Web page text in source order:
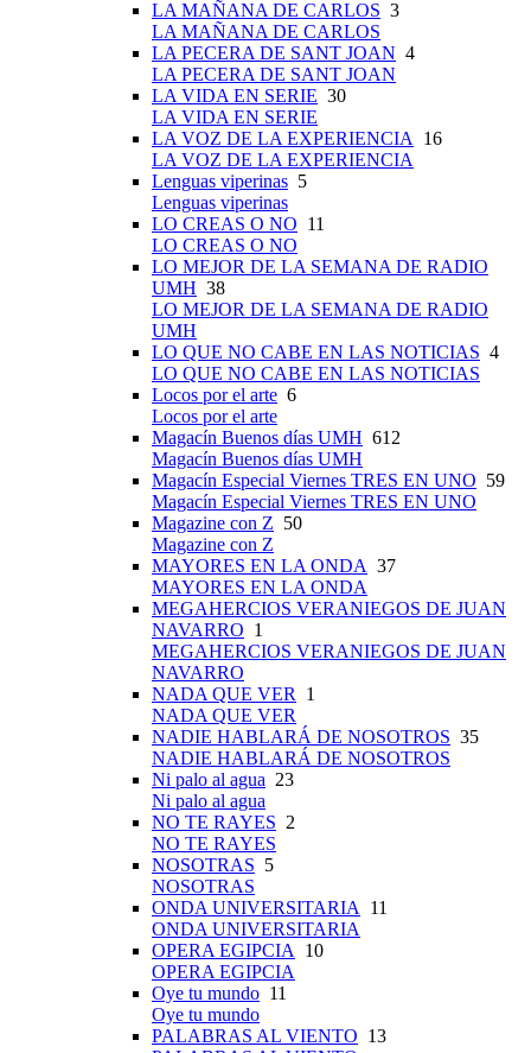
LA MAÑANA DE CARLOS 3
LA MAÑANA DE CARLOS
LA PECERA DE SANT JOAN 4
LA PECERA DE SANT JOAN
LA VIDA EN SERIE 30
LA VIDA EN SERIE
LA VOZ DE LA EXPERIENCIA
16
LA VOZ DE LA EXPERIENCIA
Lenguas viperinas 5
Lenguas viperinas
LO CREAS O NO 11
LO CREAS O NO
LO MEJOR DE LA SEMANA DE RADIO
UMH 38
LO MEJOR DE LA SEMANA DE RADIO
UMH
LO QUE NO CABE EN LAS NOTICIAS 4
LO QUE NO CABE EN LAS NOTICIAS
Locos por el arte 6
Locos por el arte
Magacín Buenos días UMH 612
Magacín Buenos días UMH
Magacín Especial Viernes TRES EN UNO 59
Magacín Especial Viernes TRES EN UNO
Magazine con Z 50
Magazine con Z
MAYORES EN LA ONDA 37
MAYORES EN LA ONDA
MEGAHERCIOS VERANIEGOS DE JUAN
NAVARRO 1
MEGAHERCIOS VERANIEGOS DE JUAN
NAVARRO
NADA QUE VER
1
NADA QUE VER
NADIE HABLARÁ DE NOSOTROS 35
NADIE HABLARÁ DE NOSOTROS
Ni palo al agua 23
Ni palo al agua
NO TE RAYES 2
NO TE RAYES
NOSOTRAS 5
NOSOTRAS
ONDA UNIVERSITARIA
11
ONDA UNIVERSITARIA
OPERA EGIPCIA
10
OPERA EGIPCIA
Oye tu mundo 11
Oye tu mundo
PALABRAS AL VIENTO 13